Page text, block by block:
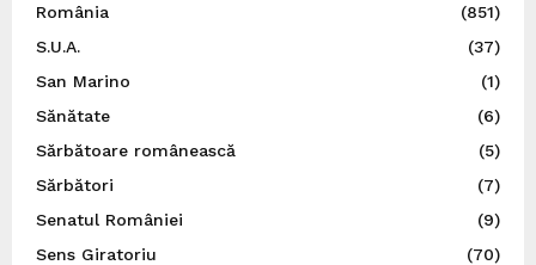
România
(851)
S.U.A.
(37)
San Marino
(1)
Sănătate
(6)
Sărbătoare românească
(5)
Sărbători
(7)
Senatul României
(9)
Sens Giratoriu
(70)